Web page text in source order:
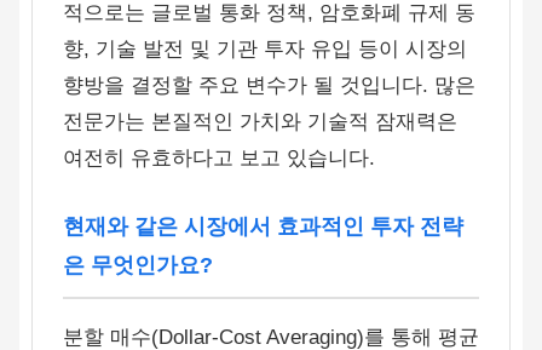
적으로는 글로벌 통화 정책, 암호화폐 규제 동
향, 기술 발전 및 기관 투자 유입 등이 시장의
향방을 결정할 주요 변수가 될 것입니다. 많은
전문가는 본질적인 가치와 기술적 잠재력은
여전히 유효하다고 보고 있습니다.
현재와 같은 시장에서 효과적인 투자 전략
은 무엇인가요?
분할 매수(Dollar-Cost Averaging)를 통해 평균